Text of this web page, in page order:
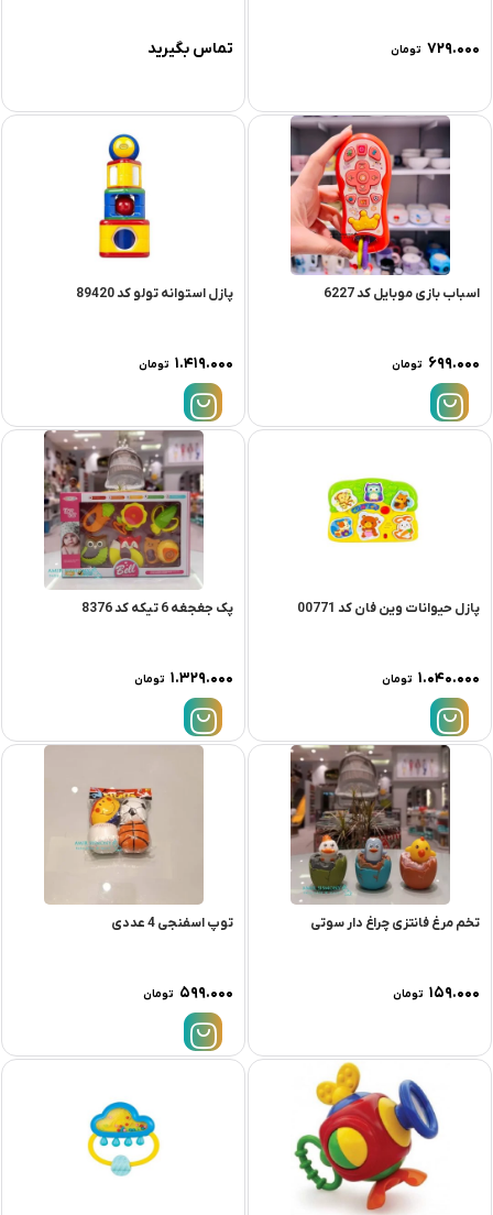
۷۲۹.۰۰۰ تومان تماس بگیرید
اسباب بازی موبایل کد 6227
۶۹۹.۰۰۰ تومان
پازل استوانه تولو کد 89420
۱.۴۱۹.۰۰۰ تومان
پازل حیوانات وین فان کد 00771
۱.۰۴۰.۰۰۰ تومان
پک جغجغه 6 تیکه کد 8376
۱.۳۲۹.۰۰۰ تومان
تخم مرغ فانتزی چراغ دار سوتی
۱۵۹.۰۰۰ تومان
توپ اسفنجی 4 عددی
۵۹۹.۰۰۰ تومان